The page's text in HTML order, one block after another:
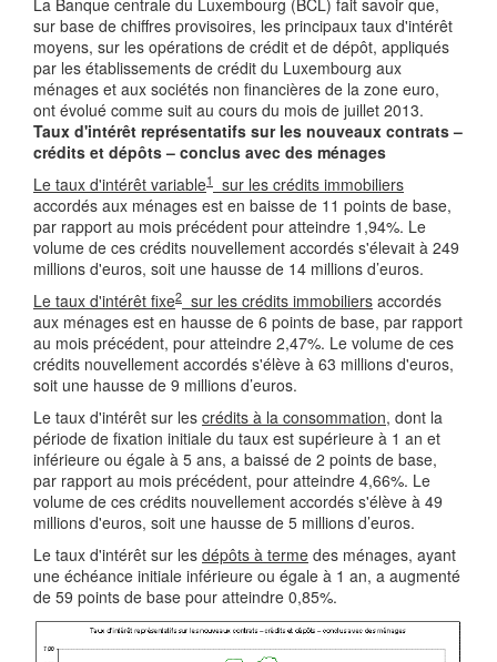
La Banque centrale du Luxembourg (BCL) fait savoir que,
sur base de chiffres provisoires, les principaux taux d'intérêt
moyens, sur les opérations de crédit et de dépôt, appliqués
par les établissements de crédit du Luxembourg aux
ménages et aux sociétés non financières de la zone euro,
ont évolué comme suit au cours du mois de juillet 2013.
Taux d'intérêt représentatifs sur les nouveaux contrats –
crédits et dépôts – conclus avec des ménages
Le taux d'intérêt variable1
sur les crédits immobiliers
accordés aux ménages est en baisse de 11 points de base,
par rapport au mois précédent pour atteindre 1,94%. Le
volume de ces crédits nouvellement accordés s'élevait à 249
millions d'euros, soit une hausse de 14 millions d’euros.
Le taux d'intérêt fixe2 sur les crédits immobiliers accordés
aux ménages est en hausse de 6 points de base, par rapport
au mois précédent, pour atteindre 2,47%. Le volume de ces
crédits nouvellement accordés s'élève à 63 millions d'euros,
soit une hausse de 9 millions d’euros.
Le taux d'intérêt sur les crédits à la consommation, dont la
période de fixation initiale du taux est supérieure à 1 an et
inférieure ou égale à 5 ans, a baissé de 2 points de base,
par rapport au mois précédent, pour atteindre 4,66%. Le
volume de ces crédits nouvellement accordés s'élève à 49
millions d'euros, soit une hausse de 5 millions d’euros.
Le taux d'intérêt sur les dépôts à terme des ménages, ayant
une échéance initiale inférieure ou égale à 1 an, a augmenté
de 59 points de base pour atteindre 0,85%.